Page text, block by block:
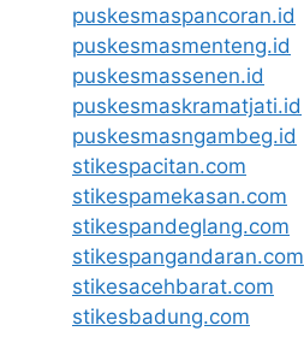
puskesmaspancoran.id
puskesmasmenteng.id
puskesmassenen.id
puskesmaskramatjati.id
puskesmasngambeg.id
stikespacitan.com
stikespamekasan.com
stikespandeglang.com
stikespangandaran.com
stikesacehbarat.com
stikesbadung.com